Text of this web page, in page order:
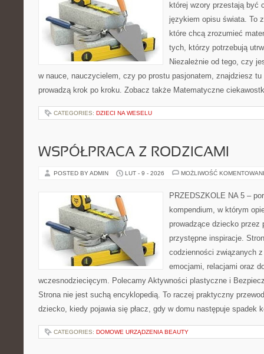
której wzory przestają być
językiem opisu świata. To
które chcą zrozumieć
tych, którzy potrzebują
Niezależnie od tego, czy
w nauce, nauczycielem, czy po prostu pasjonatem, znajdziesz tu
prowadzą krok po kroku. Zobacz także Matematyczne
CATEGORIES: DZIECI NA WESELU
WSPÓŁPRACA Z RODZICAMI
POSTED BY ADMIN LUT - 9 - 2026 MOŻLIWOŚĆ
PRZEDSZKOLE NA 5 –
kompendium, w którym
prowadzące dziecko przez
przystępne inspiracje.
codzienności związanych
emocjami, relacjami oraz
wczesnodziecięcym. Polecamy Aktywności plastyczne i
Strona nie jest suchą encyklopedią. To raczej praktyczny
dziecko, kiedy pojawia się płacz, gdy w domu następuje spadek
CATEGORIES: DOMOWE URZĄDZENIA BEAUTY